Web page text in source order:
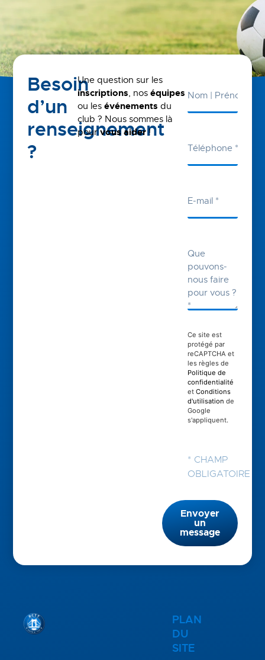
Besoin
d’un
renseignement
?
Une question sur les
inscriptions, nos équipes
ou les événements du
club ? Nous sommes là
pourvous aider!
Ce site est
protégé par
reCAPTCHA et
les règles de
Politique de
confidentialité
etConditions
d'utilisation de
Google
s'appliquent.
* CHAMP
OBLIGATOIRE
Envoyer
un
message
PLAN
DU
SITE